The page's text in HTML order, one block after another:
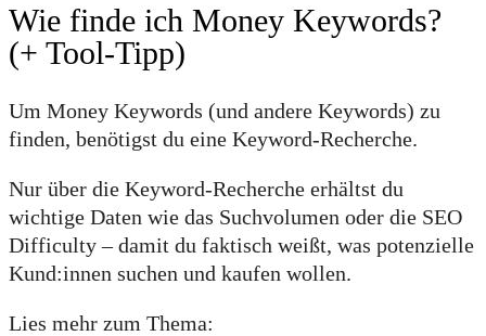
Wie finde ich Money Keywords?
(+ Tool-Tipp)
Um Money Keywords (und andere Keywords) zu
finden, benötigst du eine Keyword-Recherche.
Nur über die Keyword-Recherche erhältst du
wichtige Daten wie das Suchvolumen oder die SEO
Difficulty – damit du faktisch weißt, was potenzielle
Kund:innen suchen und kaufen wollen.
Lies mehr zum Thema: